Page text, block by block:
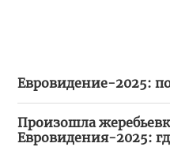
Евровидение-2025:
Произошла
Евровидения-2025: